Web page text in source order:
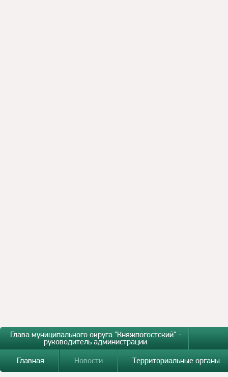
Глава муниципального округа "Княжпогостский" -
руководитель администрации
Главная
Новости Территориальные органы